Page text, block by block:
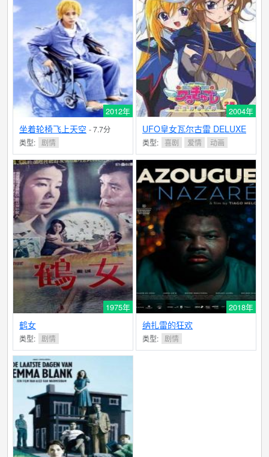
2012年
坐着轮椅飞上天空 - 7.7分
类型: 剧情
2004年
UFO皇女瓦尔古雷 DELUXE
类型: 喜剧 爱情 动画
1975年
鹤女
类型: 剧情
2018年
纳扎雷的狂欢
类型: 剧情